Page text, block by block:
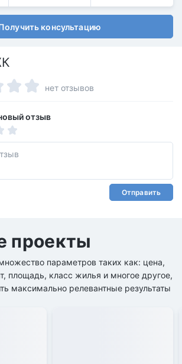
консультацию
нет отзывов
отзыв
Отправить
проекты
параметров таких как: цена,
площадь, класс жилья и многое другое,
максимально релевантные результаты